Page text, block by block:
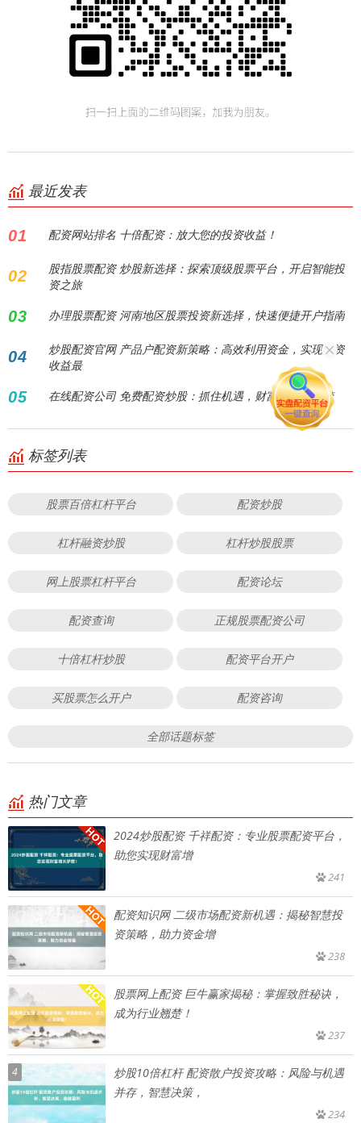
最近发表
01 配资网站排名 十倍配资：放大您的投资收益！
02
股指股票配资 炒股新选择：探索顶级股票平台，开启智能投
资之旅
03 办理股票配资 河南地区股票投资新选择，快速便捷开户指南
04
炒股配资官网 产品户配资新策略：高效利用资金，实现投资
收益最
05 在线配资公司 免费配资炒股：抓住机遇，财富倍增不是梦
标签列表
股票百倍杠杆平台 配资炒股
杠杆融资炒股 杠杆炒股股票
网上股票杠杆平台 配资论坛
配资查询 正规股票配资公司
十倍杠杆炒股 配资平台开户
买股票怎么开户 配资咨询
全部话题标签
热门文章
2024炒股配资 千祥配资：专业股票配资平台，
助您实现财富增
241
配资知识网 二级市场配资新机遇：揭秘智慧投
资策略，助力资金增
238
股票网上配资 巨牛赢家揭秘：掌握致胜秘诀，
成为行业翘楚！
237
4
炒股10倍杠杆 配资散户投资攻略：风险与机遇
并存，智慧决策，
234